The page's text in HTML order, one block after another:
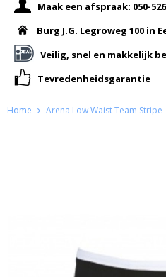
Maak een afspraak: 050-
Burg J.G. Legroweg 100 in
Veilig, snel en makkelijk
Tevredenheidsgarantie
Home Arena Low Waist Team Stripe